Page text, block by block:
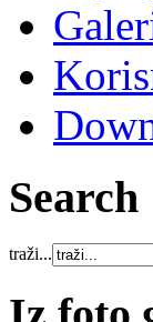
Search
traži...